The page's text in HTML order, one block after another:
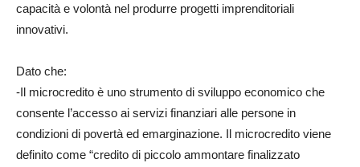
capacità e volontà nel produrre progetti imprenditoriali
innovativi.
Dato che:
-Il microcredito è uno strumento di sviluppo economico che
consente l’accesso ai servizi finanziari alle persone in
condizioni di povertà ed emarginazione. Il microcredito viene
definito come “credito di piccolo ammontare finalizzato